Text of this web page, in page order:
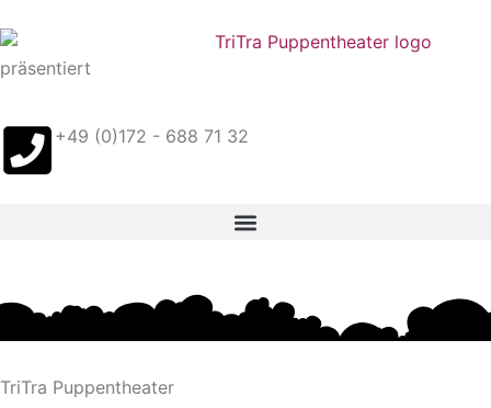
springen
präsentiert
+49 (0)172 - 688 71 32
TriTra Puppentheater